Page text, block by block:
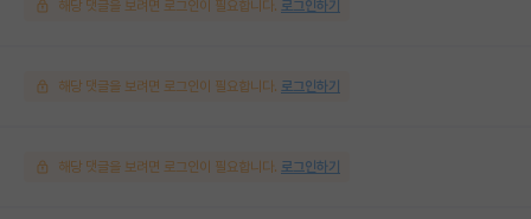
해당 댓글을 보려면 로그인이 필요합니다. 로그인하기
해당 댓글을 보려면 로그인이 필요합니다. 로그인하기
해당 댓글을 보려면 로그인이 필요합니다. 로그인하기